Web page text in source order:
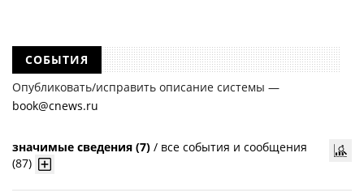
СОБЫТИЯ
Опубликовать/исправить описание системы —
book@cnews.ru
значимые сведения (7) / все события и сообщения
(87)